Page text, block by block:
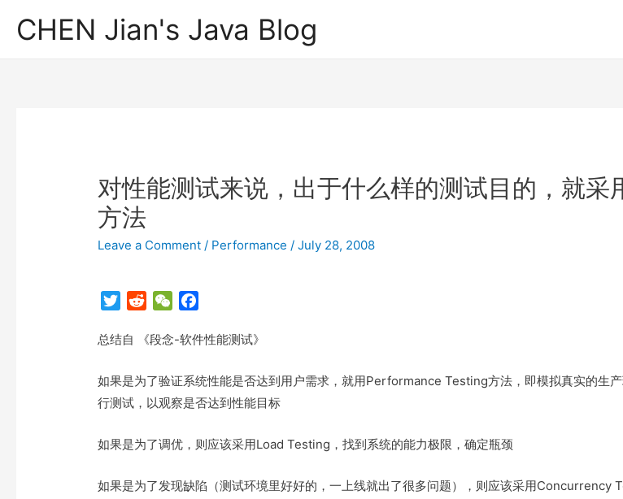
CHEN Jian's Java Blog
对性能测试来说，出于什么样的测试目的，就采
方法
Leave a Comment / Performance /July 28, 2008
T
i
t
e
d
i
t
W
C
a
t
c
b
o
k
总结自 《段念-软件性能测试》
如果是为了验证系统性能是否达到用户需求，就用Performance Testing方法，即模拟真实的生
行测试，以观察是否达到性能目标
如果是为了调优，则应该采用Load Testing，找到系统的能力极限，确定瓶颈
如果是为了发现缺陷（测试环境里好好的，一上线就出了很多问题），则应该采用Concurrency